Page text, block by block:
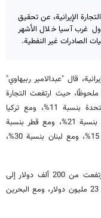
الإيرانية، عن تحقيق
غرب آسيا خلال الأشهر
الصادرات غير النفطية.
قال "عبدالامير ربيهاوي"
حيث ارتفعت التجارة
مع العراق بنسبة 35%، ومع الإمارات العربية المتحدة بنسبة 11%، ومع تركيا
بنسبة 59%، ومع الكويت بنسبة 31%، ومع سوريا بنسبة 21%، ومع قطر بنسبة
14%، ومع الأردن بنسبة 508%، ومع عمان بنسبة 15%، ومع لبنان بنسبة 30%،
وأضاف ربيهاوي أن التجارة الإيرانية مع السعودية ارتفعت من 200 ألف دولار إلى
23 مليون دولار، ومع لبنان من 18 مليون دولار إلى 23 مليون دولار، ومع البحرين